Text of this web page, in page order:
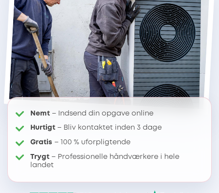
Nemt – Indsend din opgave online
Hurtigt – Bliv kontaktet inden 3 dage
Gratis – 100 % uforpligtende
Trygt – Professionelle håndværkere i hele
landet